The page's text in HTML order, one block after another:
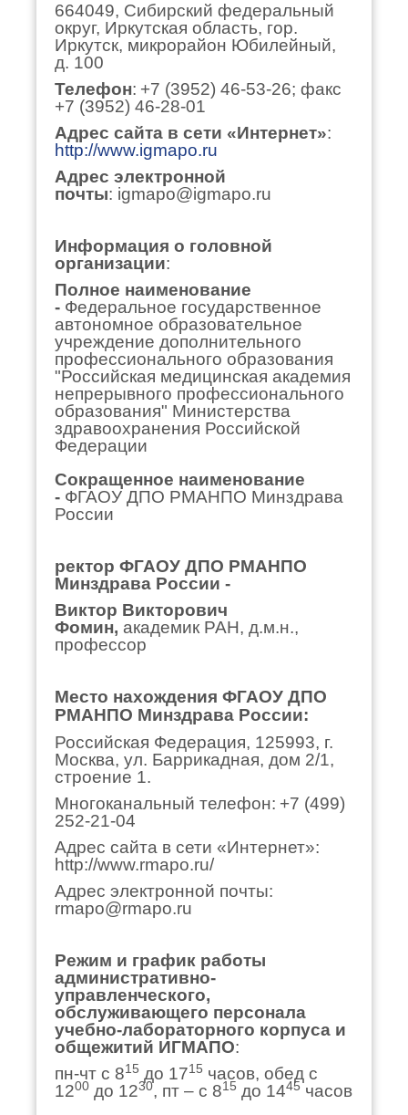
664049, Сибирский федеральный
округ, Иркутская область, гор.
Иркутск, микрорайон Юбилейный,
д. 100
Телефон: +7 (3952) 46-53-26; факс
+7 (3952) 46-28-01
Адрес сайта в сети «Интернет»:
http://www.igmapo.ru
Адрес электронной
почты: igmapo@igmapo.ru
Информация о головной
организации:
Полное наименование
- Федеральное государственное
автономное образовательное
учреждение дополнительного
профессионального образования
"Российская медицинская академия
непрерывного профессионального
образования" Министерства
здравоохранения Российской
Федерации
Сокращенное наименование
- ФГАОУ ДПО РМАНПО Минздрава
России
ректор ФГАОУ ДПО РМАНПО
Минздрава России -
Виктор Викторович
Фомин, академик РАН, д.м.н.,
профессор
Место нахождения ФГАОУ ДПО
РМАНПО Минздрава России:
Российская Федерация, 125993, г.
Москва, ул. Баррикадная, дом 2/1,
строение 1.
Многоканальный телефон: +7 (499)
252-21-04
Адрес сайта в сети «Интернет»:
http://www.rmapo.ru/
Адрес электронной почты:
rmapo@rmapo.ru
Режим и график работы
административно-
управленческого,
обслуживающего персонала
учебно-лабораторного корпуса и
общежитий ИГМАПО:
пн-чт с 815 до 1715 часов, обед с
1200 до 1230, пт – с 815 до 1445 часов